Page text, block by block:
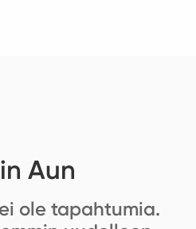
Aun
ole tapahtumia.